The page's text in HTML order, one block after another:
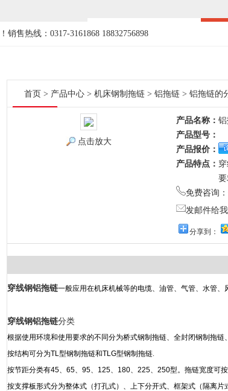
销售热线：0317-3161868 18832756898
首页 > 产品中心 > 机床钢制拖链 > 铝拖链 > 铝拖链的
点击放大
产品名称：
产品型号：
产品报价：
产品特点：
要
免费咨询
发邮件给我
分享到：
穿线钢铝拖链一般应用在机床机械等的电缆、油管、气管、水管、
穿线钢铝拖链分类
根据使用环境和使用要求的不同分为桥式钢制拖链、全封闭钢制拖链
按结构可分为TL型钢制拖链和TLG型钢制拖链.
按节距分类有45、65、95、125、180、225、250型。拖链宽度可
按支撑板形式分为整体式（打孔式）、上下分开式、框架式（隔离片